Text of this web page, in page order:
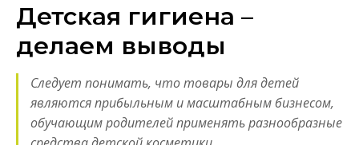
Детская гигиена –
делаем выводы
Следует понимать, что товары для детей
являются прибыльным и масштабным бизнесом,
обучающим родителей применять разнообразные